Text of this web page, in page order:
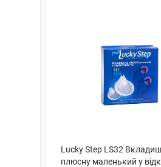
Lucky Step LS32 Вкладиш
плюсну маленький у